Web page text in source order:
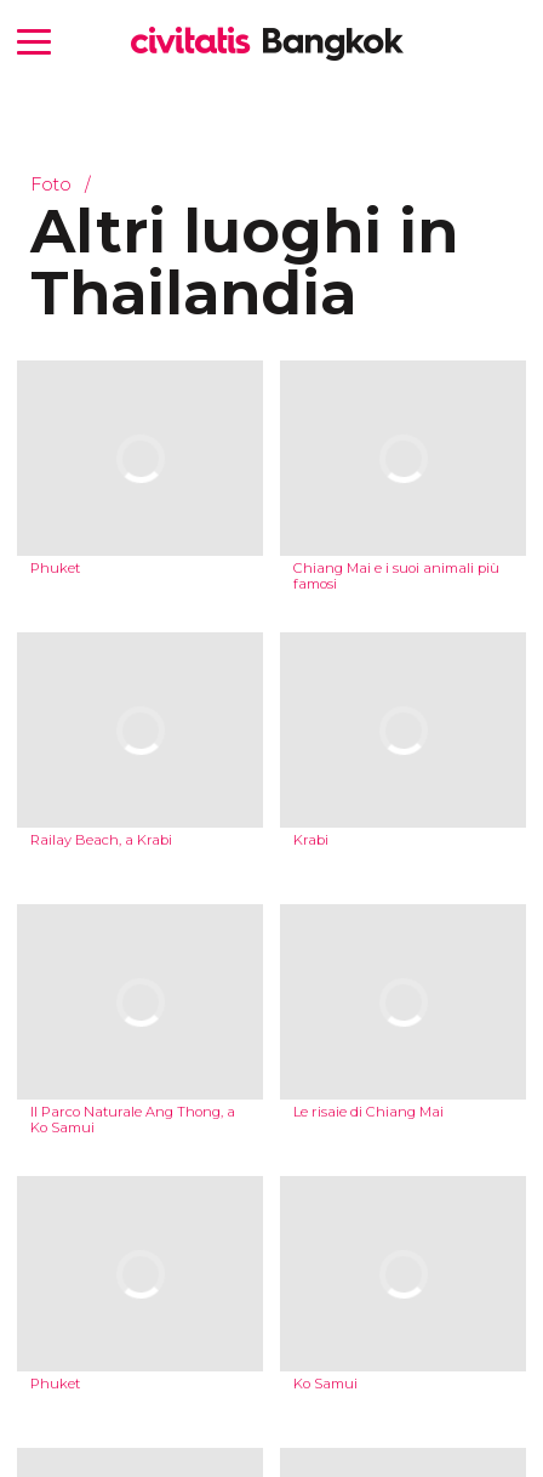
Foto
Altri luoghi in
Thailandia
Phuket
Chiang Mai e i suoi animali più
famosi
Railay Beach, a Krabi Krabi
Il Parco Naturale Ang Thong, a
Ko Samui
Le risaie di Chiang Mai
Phuket Ko Samui